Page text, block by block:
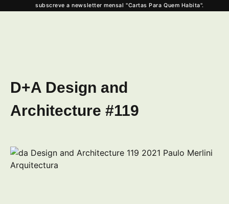
D+A Design and
Architecture #119
subscreve a newsletter mensal "Cartas Para Quem Habita".